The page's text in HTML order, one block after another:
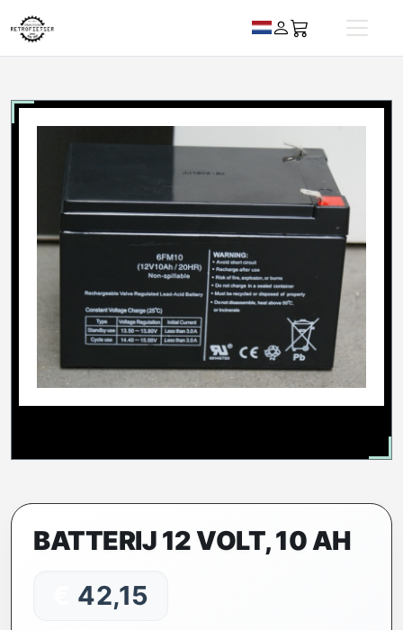
BATTERIJ 12 VOLT, 10 AH
42,15